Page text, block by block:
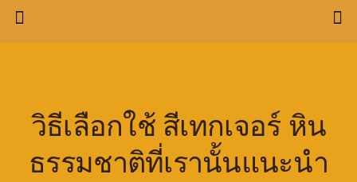
วิธีเลือกใช้ สีเทกเจอร์ หิน
ธรรมชาติที่เรานั้นแนะนำ